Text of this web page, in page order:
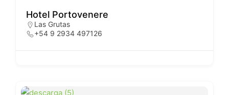
Hotel Portovenere
Las Grutas
+54 9 2934 497126